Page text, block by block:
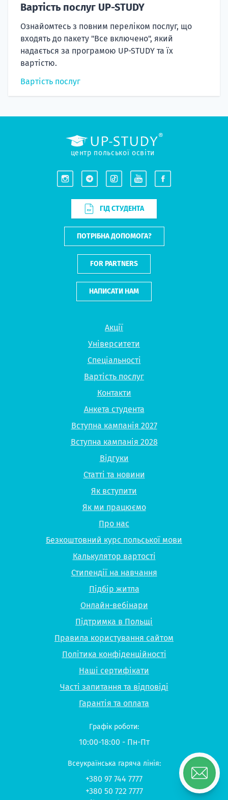
Вартість послуг UP-STUDY
Ознайомтесь з повним переліком послуг, що
входять до пакету "Все включено", який
надається за програмою UP-STUDY та їх
вартістю.
Вартість послуг
Акції
Університети
Спеціальності
Вартість послуг
Контакти
Анкета студента
Вступна кампанія 2027
Вступна кампанія 2028
Відгуки
Статті та новини
Як вступити
Як ми працюємо
Про нас
Безкоштовний курс польської мови
Калькулятор вартості
Стипендії на навчання
Підбір житла
Онлайн-вебінари
Підтримка в Польщі
Правила користування сайтом
Політика конфіденційності
Наші сертифікати
Часті запитання та відповіді
Гарантія та оплата
центр польської освіти
ГІД СТУДЕНТА
ПОТРІБНА ДОПОМОГА?
FOR PARTNERS
НАПИСАТИ НАМ
Графік роботи:
10:00-18:00 - Пн-Пт
Всеукраїнська гаряча лінія:
+380 97 744 7777
+380 50 722 7777